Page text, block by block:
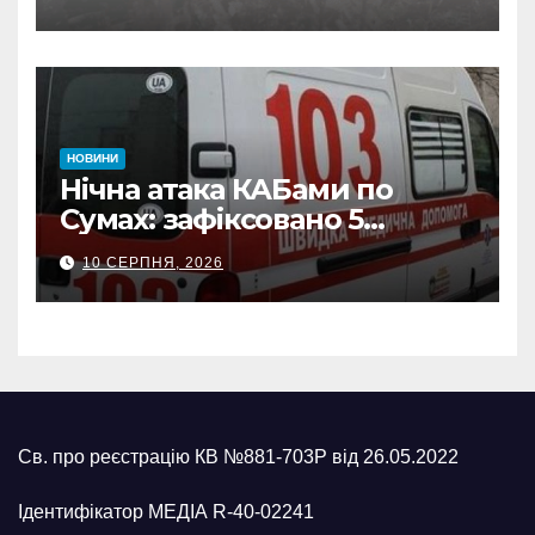
наслідки масованих
ворожих обстрілів
НОВИНИ
Нічна атака КАБами по
Сумах: зафіксовано 5
влучань, щонайменше
п’ятеро поранених
10 СЕРПНЯ, 2026
Св. про реєстрацію КВ №881-703Р від 26.05.2022
Ідентифікатор МЕДІА R-40-02241